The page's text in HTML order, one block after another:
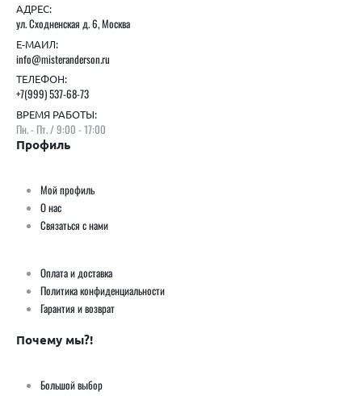
АДРЕС:
ул. Сходненская д. 6, Москва
Е-МАИЛ:
info@misteranderson.ru
ТЕЛЕФОН:
+7(999) 537-68-73
ВРЕМЯ РАБОТЫ:
Пн. - Пт. / 9:00 - 17:00
Профиль
Мой профиль
О нас
Связаться с нами
Оплата и доставка
Политика конфиденциальности
Гарантия и возврат
Почему мы?!
Большой выбор